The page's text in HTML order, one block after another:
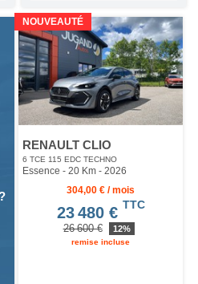
NOUVEAUTÉ
RENAULT CLIO
6 TCE 115 EDC TECHNO
Essence - 20 Km- 2026
304,00 € / mois
23 480 € TTC
26 600 € 12%
remise incluse